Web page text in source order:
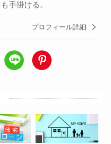
手掛ける。
プロフィール詳細